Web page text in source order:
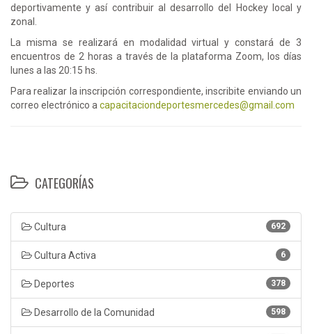
deportivamente y así contribuir al desarrollo del Hockey local y
zonal.
La misma se realizará en modalidad virtual y constará de 3
encuentros de 2 horas a través de la plataforma Zoom, los días
lunes a las 20:15 hs.
Para realizar la inscripción correspondiente, inscribite enviando un
correo electrónico a capacitaciondeportesmercedes@gmail.com
CATEGORÍAS
692
Cultura
6
Cultura Activa
378
Deportes
598
Desarrollo de la Comunidad